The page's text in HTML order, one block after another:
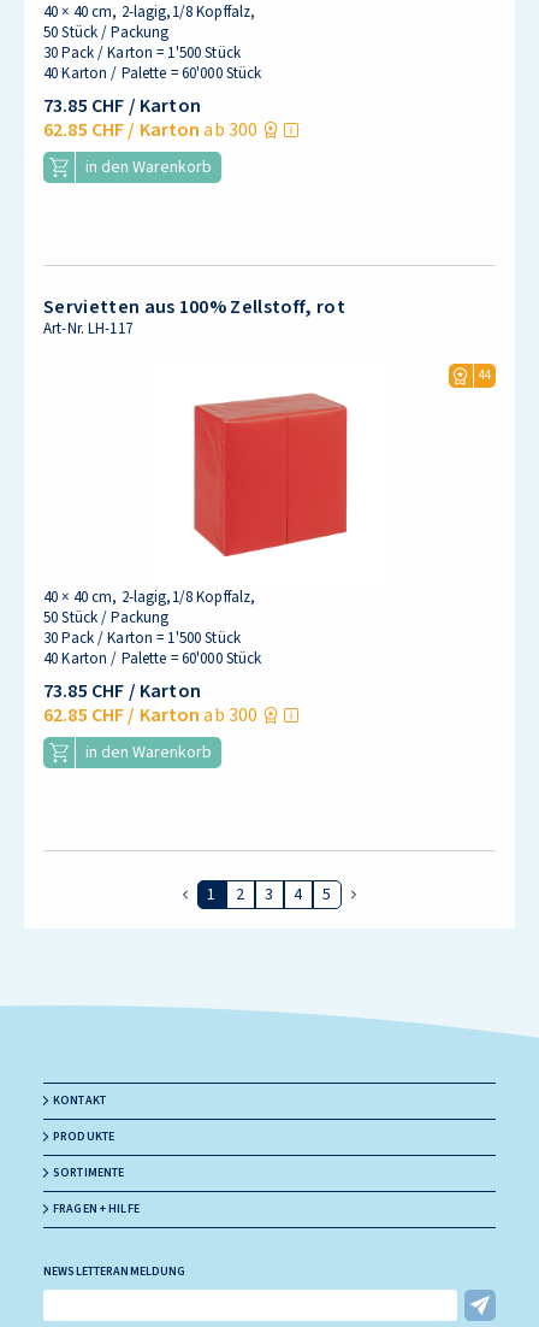
40 × 40 cm, 2-lagig,1/8 Kopffalz,
50 Stück / Packung
30 Pack / Karton = 1'500 Stück
40 Karton / Palette = 60'000 Stück
73.85 CHF/ Karton
62.85 CHF/ Karton ab 300
in den Warenkorb
Servietten aus 100% Zellstoff, rot
Art-Nr.LH-117
44
40 × 40 cm, 2-lagig,1/8 Kopffalz,
50 Stück / Packung
30 Pack / Karton = 1'500 Stück
40 Karton / Palette = 60'000 Stück
73.85 CHF/ Karton
62.85 CHF/ Karton ab 300
in den Warenkorb
Vorherige Seite
1 2 3 4 5 Nächste Seite
KONTAKT
PRODUKTE
SORTIMENTE
FRAGEN + HILFE
NEWSLETTERANMELDUNG